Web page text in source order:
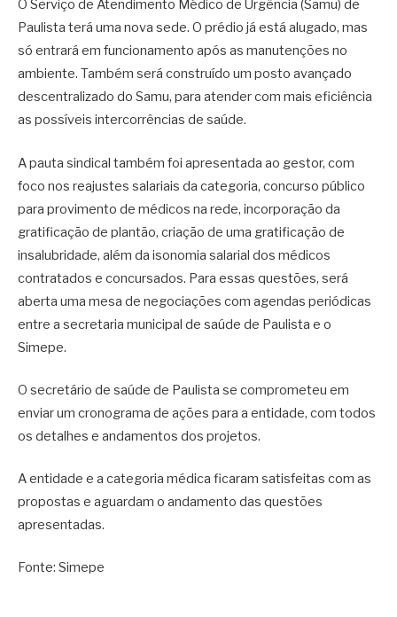
O Serviço de Atendimento Médico de Urgência (Samu) de
Paulista terá uma nova sede. O prédio já está alugado, mas
só entrará em funcionamento após as manutenções no
ambiente. Também será construído um posto avançado
descentralizado do Samu, para atender com mais eficiência
as possíveis intercorrências de saúde.
A pauta sindical também foi apresentada ao gestor, com
foco nos reajustes salariais da categoria, concurso público
para provimento de médicos na rede, incorporação da
gratificação de plantão, criação de uma gratificação de
insalubridade, além da isonomia salarial dos médicos
contratados e concursados. Para essas questões, será
aberta uma mesa de negociações com agendas periódicas
entre a secretaria municipal de saúde de Paulista e o
Simepe.
O secretário de saúde de Paulista se comprometeu em
enviar um cronograma de ações para a entidade, com todos
os detalhes e andamentos dos projetos.
A entidade e a categoria médica ficaram satisfeitas com as
propostas e aguardam o andamento das questões
apresentadas.
Fonte: Simepe